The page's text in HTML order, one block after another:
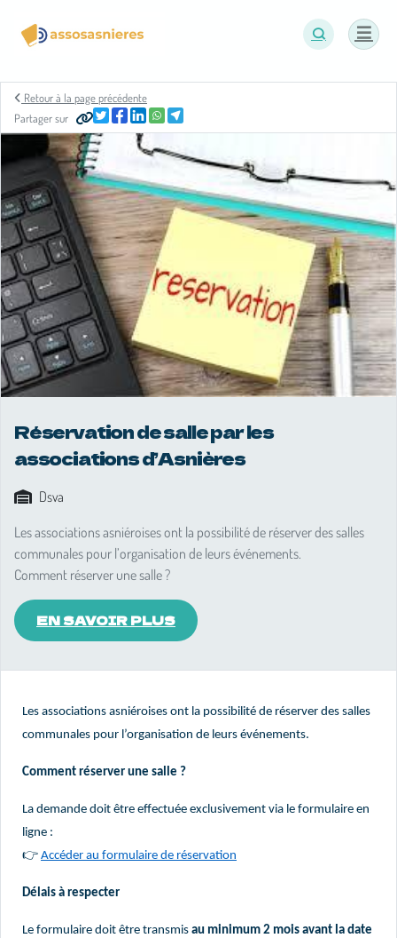
Retour à la page précédente
Partager sur
Réservation de salle par les
associations d’Asnières
Dsva
Les associations asniéroises ont la possibilité de réserver des salles
communales pour l’organisation de leurs événements.
Comment réserver une salle ?
EN SAVOIR PLUS
Les associations asniéroises ont la possibilité de réserver des salles
communales pour l’organisation de leurs événements.
Comment réserver une salle ?
La demande doit être effectuée exclusivement via le formulaire en
ligne :
👉 Accéder au formulaire de réservation
Délais à respecter
Le formulaire doit être transmis au minimum 2 mois avant la date